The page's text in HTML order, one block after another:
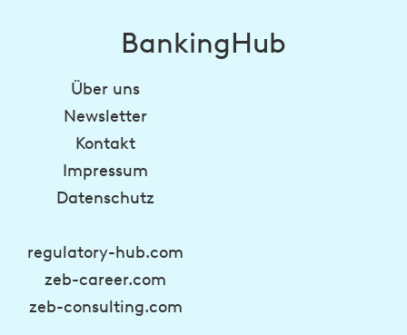
BankingHub
Über uns
Newsletter
Kontakt
Impressum
Datenschutz
regulatory-hub.com
zeb-career.com
zeb-consulting.com